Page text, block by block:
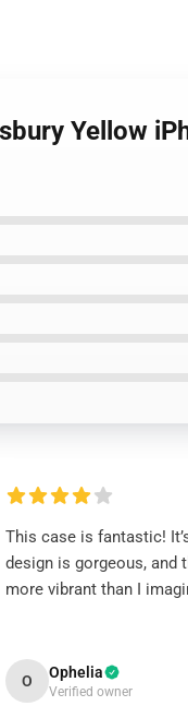
Yellow
This case is fantastic!
design is gorgeous, and
more vibrant than I
O Ophelia
Verified owner